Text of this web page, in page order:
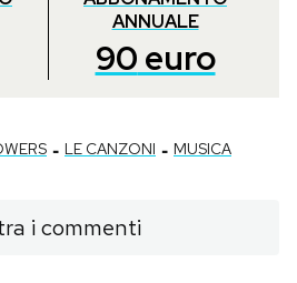
ANNUALE
90 euro
- LE CANZONI - MUSICA
i commenti